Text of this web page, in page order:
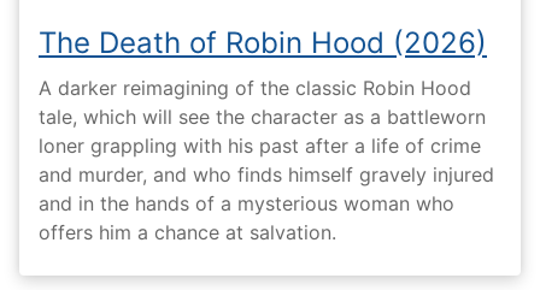
The Death of Robin Hood (2026)
A darker reimagining of the classic Robin Hood
tale, which will see the character as a battleworn
loner grappling with his past after a life of crime
and murder, and who finds himself gravely injured
and in the hands of a mysterious woman who
offers him a chance at salvation.